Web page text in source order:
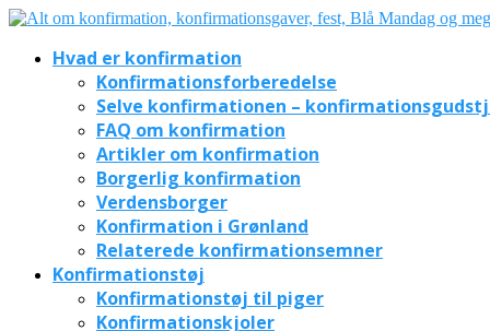
Hvad er konfirmation
Konfirmationsforberedelse
Selve konfirmationen –
FAQ om konfirmation
Artikler om konfirmation
Borgerlig konfirmation
Verdensborger
Konfirmation i Grønland
Relaterede konfirmationsemner
Konfirmationstøj
Konfirmationstøj til piger
Konfirmationskjoler